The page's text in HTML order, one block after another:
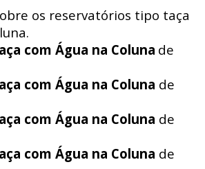
os reservatórios tipo taça
com Água na Coluna de
com Água na Coluna de
com Água na Coluna de
com Água na Coluna de